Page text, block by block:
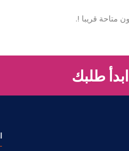
متاحة قريبا !.
ابدأ طلبك